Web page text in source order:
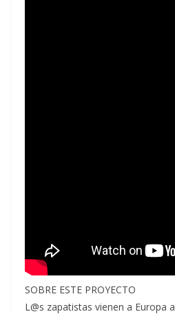
SOBRE ESTE PROYECTO
L@s zapatistas vienen a Europa